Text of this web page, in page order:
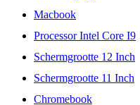
Macbook
Processor Intel Core I9
Schermgrootte 12 Inch
Schermgrootte 11 Inch
Chromebook